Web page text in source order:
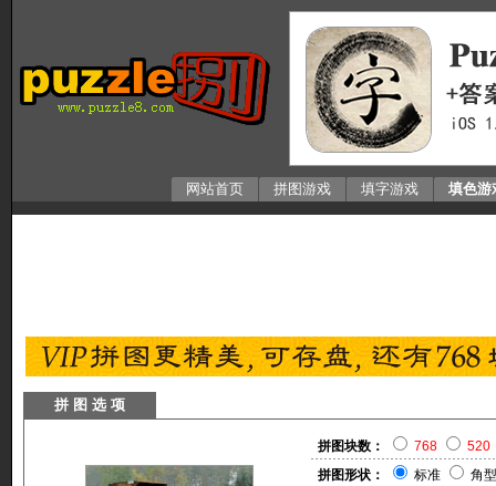
网站首页 拼图游戏 填字游戏 填色游
拼 图 选 项
拼图块数： 768
520
拼图形状：
标准
角型